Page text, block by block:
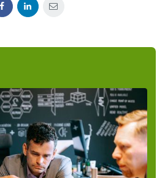
FacebookLinkedInE-mail